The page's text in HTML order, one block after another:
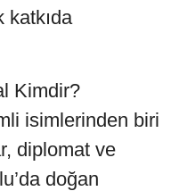
katkıda
Kimdir?
isimlerinden biri
diplomat ve
doğan